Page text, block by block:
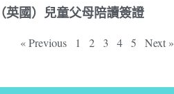
（英國）兒童父母陪讀簽證
« Previous 1 2 3 4 5 Next »